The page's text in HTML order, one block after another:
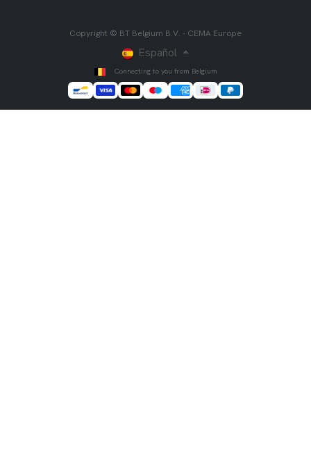
Copyright © BT Belgium B.V. - CEMA Europe
Español
Connecting to you from Belgium